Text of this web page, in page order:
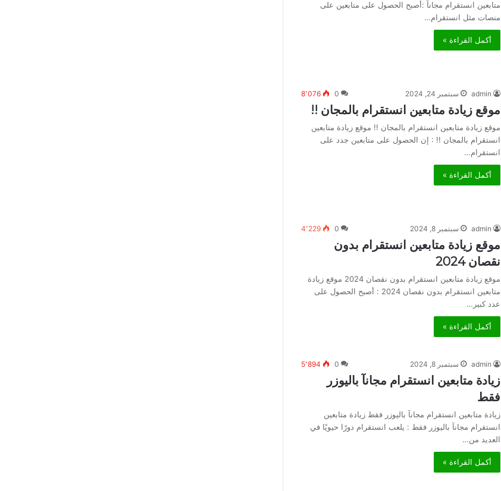
متابعين انستقرام مجانآ :أصبح الحصول على متابعين على
منصات مثل انستقرام…
أكمل القراءة »
admin سبتمبر 24, 2024 0 8٬076
موقع زيادة متابعين انستقرام بالمجان !!
موقع زيادة متابعين انستقرام بالمجان !! موقع زيادة متابعين
انستقرام بالمجان !! : إن الحصول على متابعين جدد على
انستقرام…
أكمل القراءة »
admin سبتمبر 8, 2024 0 4٬229
موقع زيادة متابعين انستقرام بدون
نقصان 2024
موقع زيادة متابعين انستقرام بدون نقصان 2024 موقع زيادة
متابعين انستقرام بدون نقصان 2024 : أصبح الحصول على
عدد كبير…
أكمل القراءة »
admin سبتمبر 8, 2024 0 5٬894
زيادة متابعين انستقرام مجانآ باليوزر
فقط
زيادة متابعين انستقرام مجانآ باليوزر فقط زيادة متابعين
انستقرام مجانآ باليوزر فقط : يلعب انستقرام دورًا حيويًا في
العديد من…
أكمل القراءة »